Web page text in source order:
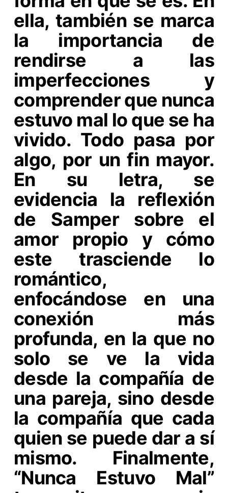
ella, también se marca
la importancia de
rendirse a las
imperfecciones y
comprender que nunca
estuvo mal lo que se ha
vivido. Todo pasa por
algo, por un fin mayor.
En su letra, se
evidencia la reflexión
de Samper sobre el
amor propio y cómo
este trasciende lo
romántico,
enfocándose en una
conexión más
profunda, en la que no
solo se ve la vida
desde la compañía de
una pareja, sino desde
la compañía que cada
quien se puede dar a sí
mismo. Finalmente,
“Nunca Estuvo Mal”